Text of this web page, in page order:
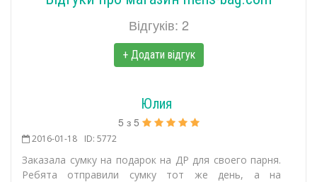
Відгуків: 2
+ Додати відгук
Юлия
5 з 5
2016-01-18 ID: 5772
Заказала сумку на подарок на ДР для своего парня.
Ребята отправили сумку тот же день, а на